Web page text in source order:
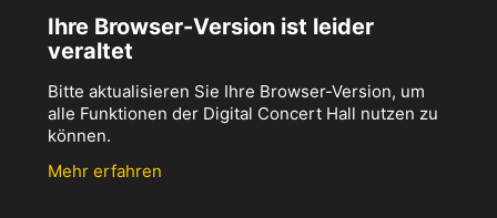
Ihre Browser-Version ist leider
veraltet
Bitte aktualisieren Sie Ihre Browser-Version, um
alle Funktionen der Digital Concert Hall nutzen zu
können.
Mehr erfahren